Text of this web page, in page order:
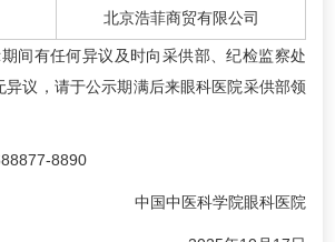
北京浩菲商贸有限公司
间有任何异议及时向采供部、纪检监察处
异议，请于公示期满后来眼科医院采供部领
8890
中国中医科学院眼科医院